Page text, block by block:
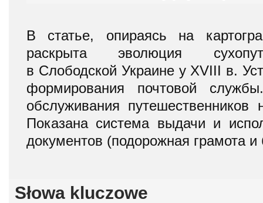
В статье, опираясь на
раскрыта эволюция
в Слободской Украине у XVIII в.
формирования почтовой
обслуживания путешественников
Показана система выдачи и
документов (подорожная грамота и
Słowa kluczowe